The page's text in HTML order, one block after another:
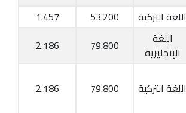
اللغة التركية 53.200
1.457
اللغة
الإنجليزية
79.800
2.186
اللغة التركية 79.800
2.186